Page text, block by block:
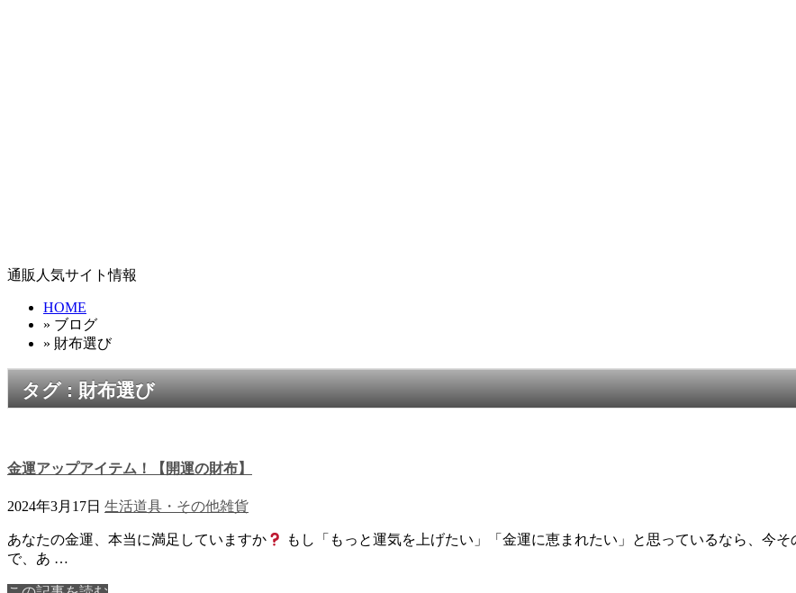
通販人気サイト情報
HOME
» ブログ
» 財布選び
タグ : 財布選び
金運アップアイテム！【開運の財布】
2024年3月17日 生活道具・その他雑貨
あなたの金運、本当に満足していますか もし「もっと運気を上げたい」「金運に恵まれたい」と思っているなら、今
で、あ …